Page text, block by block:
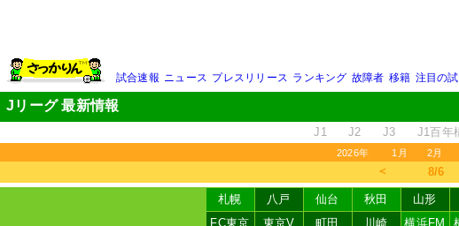
試合速報 ニュース プレスリリース ランキング 故障者 移籍 注目の
Jリーグ 最新情報
J1 J2 J3 J1百年
2026年 1月 2月
＜ 8/6
札幌 八戸 仙台 秋田 山形
FC東京
東京V 町田 川崎 横浜FM